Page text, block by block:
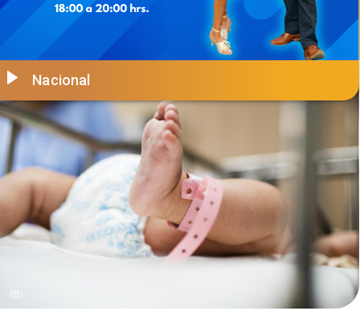
Nacional